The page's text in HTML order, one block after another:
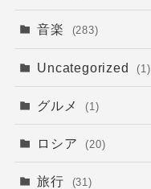
音楽 (283)
Uncategorized (1)
グルメ (1)
ロシア (20)
旅行 (31)